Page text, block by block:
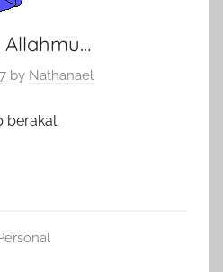
Allahmu…
by Nathanael
berakal.